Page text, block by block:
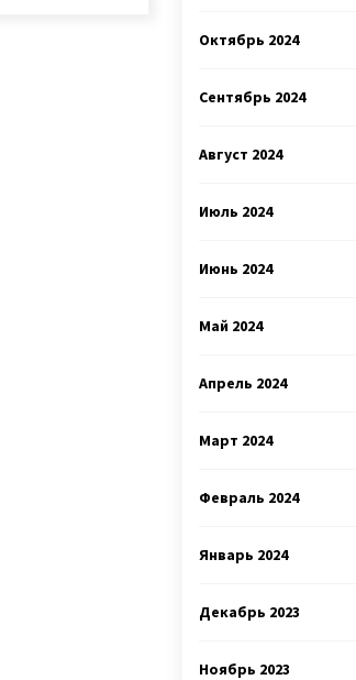
Октябрь 2024
Сентябрь 2024
Август 2024
Июль 2024
Июнь 2024
Май 2024
Апрель 2024
Март 2024
Февраль 2024
Январь 2024
Декабрь 2023
Ноябрь 2023